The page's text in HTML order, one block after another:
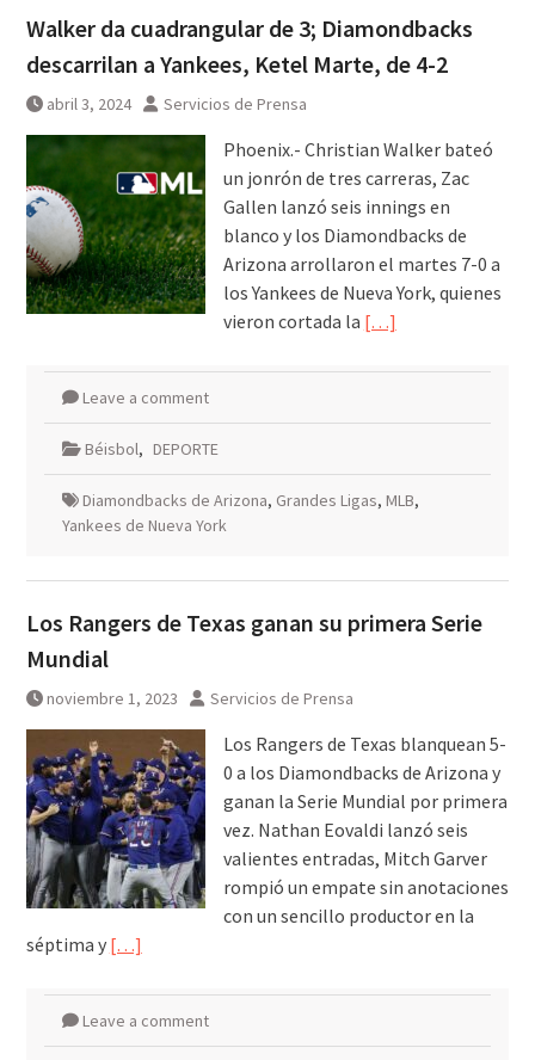
Walker da cuadrangular de 3; Diamondbacks
descarrilan a Yankees, Ketel Marte, de 4-2
abril 3, 2024 Servicios de Prensa
Phoenix.- Christian Walker bateó
un jonrón de tres carreras, Zac
Gallen lanzó seis innings en
blanco y los Diamondbacks de
Arizona arrollaron el martes 7-0 a
los Yankees de Nueva York, quienes
vieron cortada la […]
Leave a comment
Béisbol, DEPORTE
Diamondbacks de Arizona, Grandes Ligas, MLB,
Yankees de Nueva York
Los Rangers de Texas ganan su primera Serie
Mundial
noviembre 1, 2023 Servicios de Prensa
Los Rangers de Texas blanquean 5-
0 a los Diamondbacks de Arizona y
ganan la Serie Mundial por primera
vez. Nathan Eovaldi lanzó seis
valientes entradas, Mitch Garver
rompió un empate sin anotaciones
con un sencillo productor en la
séptima y […]
Leave a comment